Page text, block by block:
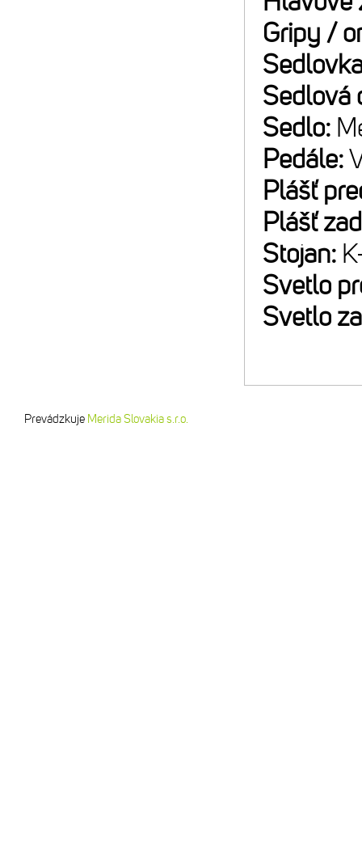
Gripy /
Sedlová
Sedlo:
Pedále:
Plášť
Plášť
Stojan:
Svetlo
Svetlo
Prevádzkuje Merida Slovakia s.r.o.